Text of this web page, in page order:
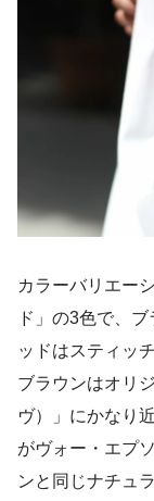
カラーバリエー
ド」の3色で、
ッドはスティッ
ブラウンはオリ
ヴ）」にかなり
がヴォー・エプ
ンと同じナチュ